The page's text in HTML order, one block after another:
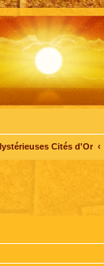
Cités d'Or